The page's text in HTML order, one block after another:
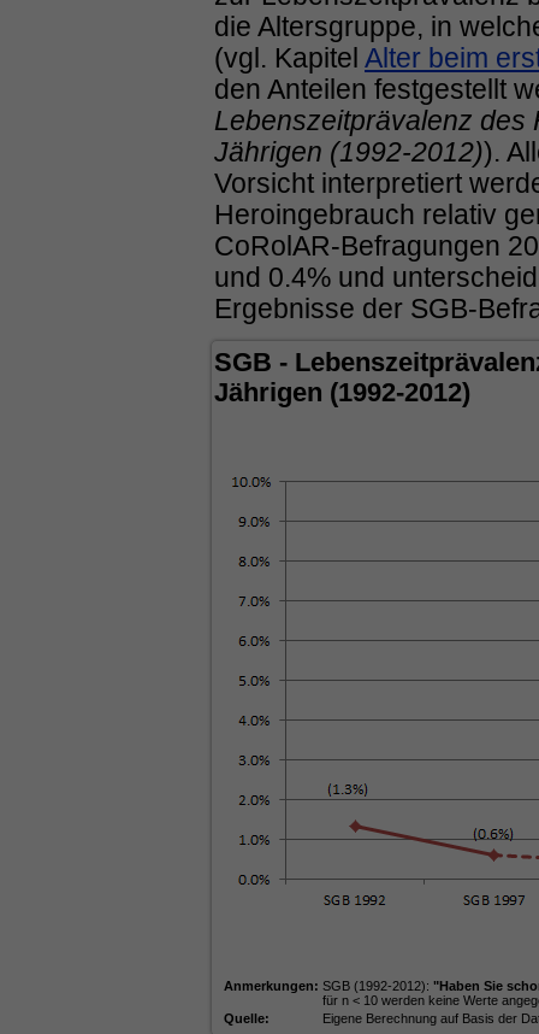
die Altersgruppe, in
(vgl. Kapitel Alter beim
den Anteilen festgestellt
Lebenszeitprävalenz des
Jährigen (1992-2012)).
Vorsicht interpretiert
Heroingebrauch relativ
CoRolAR-Befragungen
und 0.4% und
Ergebnisse der SGB-
SGB -
Jährigen (1992-2012)
Anmerkungen: SGB (1992-2012): "Haben Sie
für n < 10 werden keine Werte
Quelle:
Eigene Berechnung auf Basis der